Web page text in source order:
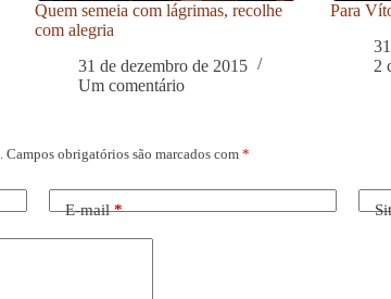
Quem semeia com lágrimas, recolhe
com alegria
31 de dezembro de 2015
Um comentário
Para
2
Campos obrigatórios são marcados com *
E-mail*